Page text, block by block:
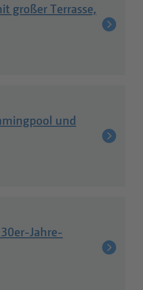
großer Terrasse,
und
Jahre-